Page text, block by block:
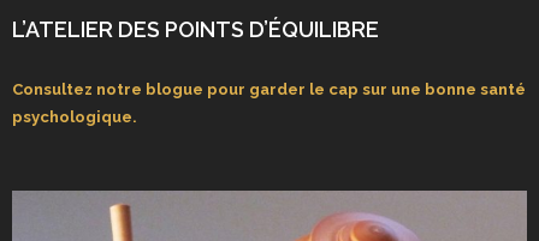
L’ATELIER DES POINTS D’ÉQUILIBRE
Consultez notre blogue pour garder le cap sur une bonne santé
psychologique.